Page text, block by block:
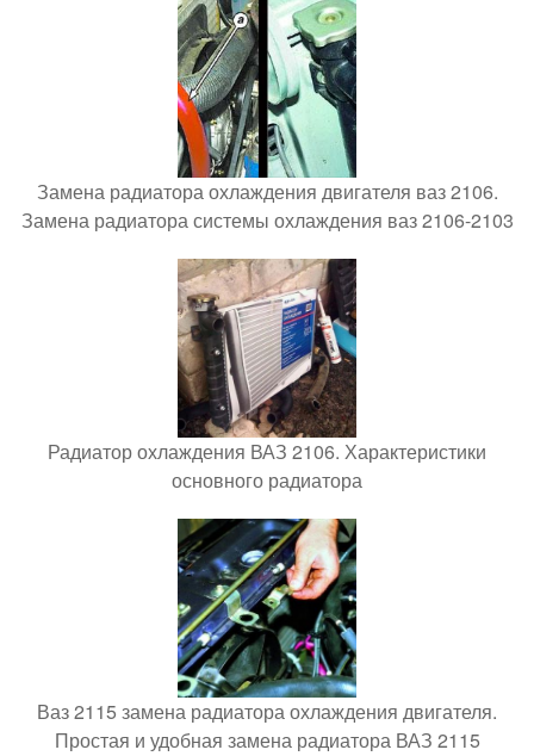
Замена радиатора охлаждения двигателя ваз 2106.
Замена радиатора системы охлаждения ваз 2106-2103
Радиатор охлаждения ВАЗ 2106. Характеристики
основного радиатора
Ваз 2115 замена радиатора охлаждения двигателя.
Простая и удобная замена радиатора ВАЗ 2115